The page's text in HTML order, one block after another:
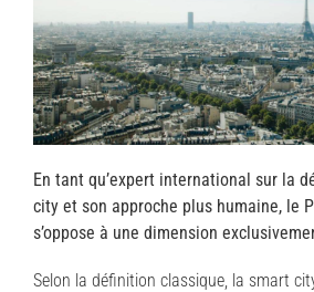
En tant qu’expert international sur la
city et son approche plus humaine, le
s’oppose à une dimension
Selon la définition classique, la smart